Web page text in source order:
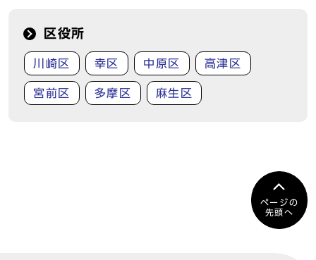
区役所
川崎区 幸区 中原区 高津区
宮前区 多摩区 麻生区
ページの
先頭へ